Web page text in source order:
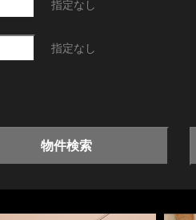
指定なし
指定なし
物件検索